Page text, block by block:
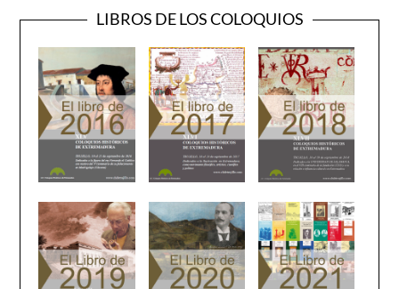
LIBROS DE LOS COLOQUIOS